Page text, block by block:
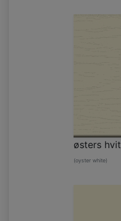
østers hvit
(oyster white)